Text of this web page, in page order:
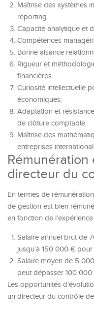
Maîtrise des systèmes
reporting.
Capacité analytique et
Compétences
Bonne aisance
Rigueur et
financières.
Curiosité intellectuelle
économiques.
Adaptation et
de clôture comptable.
Maîtrise des
entreprises
directeur du
En termes de
de gestion est bien
en fonction de
Salaire annuel brut de
jusqu’à 150 000 €
Salaire moyen de 5
peut dépasser 100 000
Les opportunités
un directeur du contrôle